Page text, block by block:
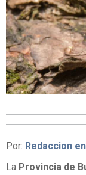
Por: Redaccion
La Provincia de